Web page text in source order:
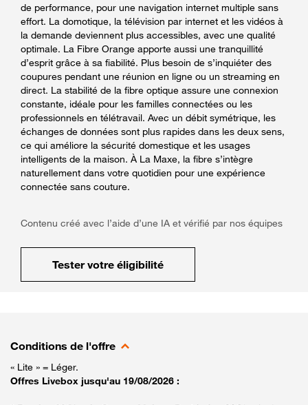
de performance, pour une navigation internet multiple sans
effort. La domotique, la télévision par internet et les vidéos à
la demande deviennent plus accessibles, avec une qualité
optimale. La Fibre Orange apporte aussi une tranquillité
d’esprit grâce à sa fiabilité. Plus besoin de s’inquiéter des
coupures pendant une réunion en ligne ou un streaming en
direct. La stabilité de la fibre optique assure une connexion
constante, idéale pour les familles connectées ou les
professionnels en télétravail. Avec un débit symétrique, les
échanges de données sont plus rapides dans les deux sens,
ce qui améliore la sécurité domestique et les usages
intelligents de la maison. À La Maxe, la fibre s’intègre
naturellement dans votre quotidien pour une expérience
connectée sans couture.
Contenu créé avec l’aide d’une IA et vérifié par nos équipes
Tester votre éligibilité
Conditions de l'offre
« Lite » = Léger.
Offres Livebox jusqu'au 19/08/2026 :